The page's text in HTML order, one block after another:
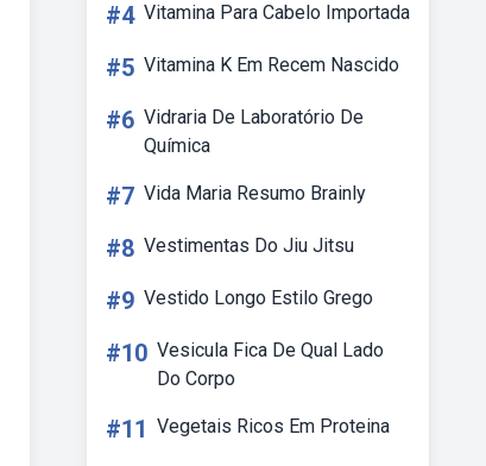
#4 Vitamina Para Cabelo Importada
#5 Vitamina K Em Recem Nascido
#6 Vidraria De Laboratório De
Química
#7 Vida Maria Resumo Brainly
#8 Vestimentas Do Jiu Jitsu
#9 Vestido Longo Estilo Grego
#10 Vesicula Fica De Qual Lado
Do Corpo
#11 Vegetais Ricos Em Proteina